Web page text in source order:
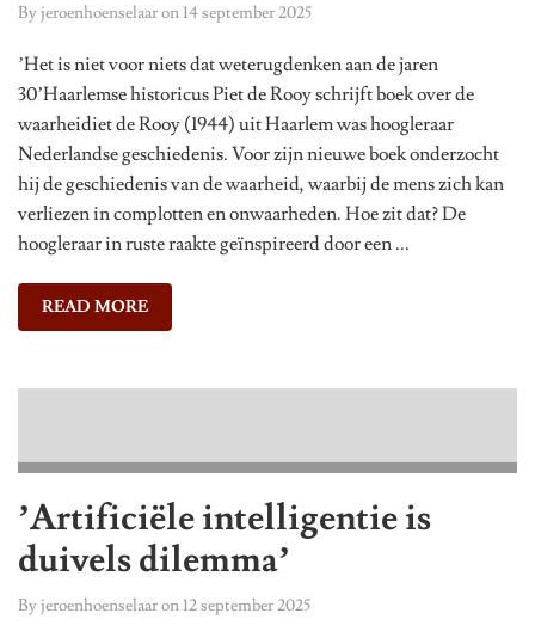
Byjeroenhoenselaaron14 september 2025
’Het is niet voor niets dat weterugdenken aan de jaren
30’Haarlemse historicus Piet de Rooy schrijft boek over de
waarheidiet de Rooy (1944) uit Haarlem was hoogleraar
Nederlandse geschiedenis. Voor zijn nieuwe boek onderzocht
hij de geschiedenis van de waarheid, waarbij de mens zich kan
verliezen in complotten en onwaarheden. Hoe zit dat? De
hoogleraar in ruste raakte geïnspireerd door een ...
READ MORE
’Artificiële intelligentie is
duivels dilemma’
Byjeroenhoenselaaron12 september 2025